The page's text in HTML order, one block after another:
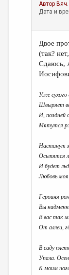
Автор
Дата и
Двое
(так?
Сдаюсь,
Уже сухого
Швыряет
И, поздней
Мятутся
Настанут
Осыпятся
И будет
Любовь
Героиня
Вы
В вас так
От аллеи,
В саду
Упала.
К моим